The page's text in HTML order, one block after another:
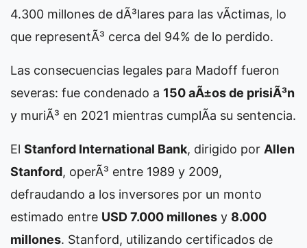
4.300 millones de dÃ³lares para las vÃ­ctimas, lo
que representÃ³ cerca del 94% de lo perdido.
Las consecuencias legales para Madoff fueron
severas: fue condenado a 150 aÃ±os de prisiÃ³n
y muriÃ³ en 2021 mientras cumplÃ­a su sentencia.
El Stanford International Bank, dirigido por Allen
Stanford, operÃ³ entre 1989 y 2009,
defraudando a los inversores por un monto
estimado entre USD 7.000 millones y 8.000
millones. Stanford, utilizando certificados de